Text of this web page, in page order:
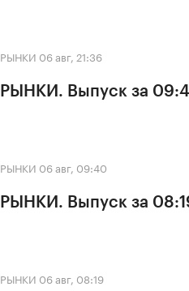
РЫНКИ 06 авг, 21:36
РЫНКИ. Выпуск за
РЫНКИ 06 авг, 09:40
РЫНКИ. Выпуск за
РЫНКИ 06 авг, 08:19